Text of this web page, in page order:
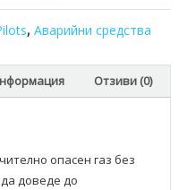
, Аварийни средства
Отзиви (0)
опасен газ без
доведе до